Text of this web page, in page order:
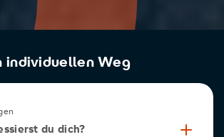
individuellen Weg
du dich?